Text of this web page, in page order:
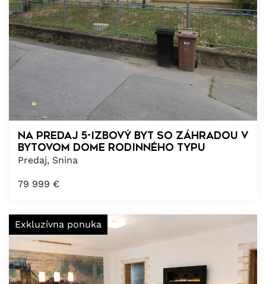
Na predaj 5-izbový byt so záhradou v
bytovom dome rodinného typu
Predaj, Snina
79 999 €
Exkluzívna ponuka